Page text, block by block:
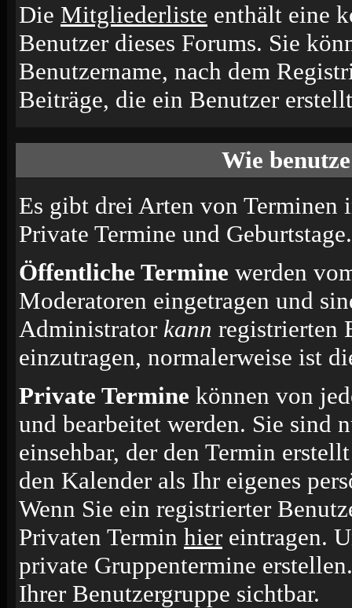
Die Mitgliederliste enthält eine
Benutzer dieses Forums. Sie
Benutzername, nach dem
Beiträge, die ein Benutzer
Wie
Es gibt drei Arten von Terminen
Private Termine und Geburtstage.
Öffentliche Termine werden
Moderatoren eingetragen und
Administrator kann registrierten
einzutragen, normalerweise ist
Private Termine können von
und bearbeitet werden. Sie sind
einsehbar, der den Termin
den Kalender als Ihr eigenes
Wenn Sie ein registrierter
Privaten Termin hier eintragen.
private Gruppentermine
Ihrer Benutzergruppe sichtbar.